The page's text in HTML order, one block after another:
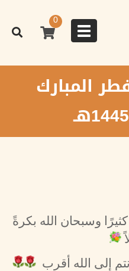
Toggle
navigation
0
المبارك
كثيرًا وسبحان الله بكرةً
إلى الله أقرب